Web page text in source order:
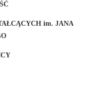
im. JANA